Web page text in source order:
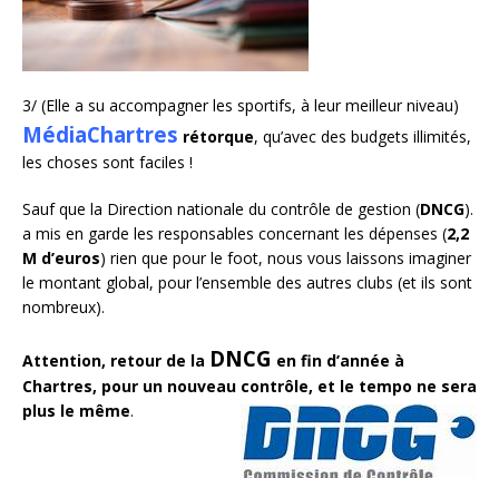
3/ (Elle a su accompagner les sportifs, à leur meilleur niveau)
MédiaChartres rétorque, qu’avec des budgets illimités,
les choses sont faciles !
Sauf que la Direction nationale du contrôle de gestion (DNCG).
a mis en garde les responsables concernant les dépenses (2,2
M d’euros) rien que pour le foot, nous vous laissons imaginer
le montant global, pour l’ensemble des autres clubs (et ils sont
nombreux).
Attention, retour de la DNCG en fin d’année à
Chartres, pour un nouveau contrôle, et le tempo ne sera
plus le même.